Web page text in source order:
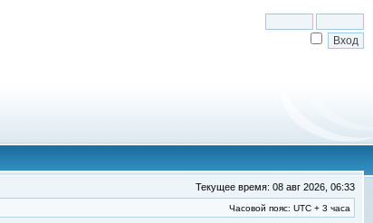
Текущее время: 08 авг 2026, 06:33
Часовой пояс: UTC + 3 часа